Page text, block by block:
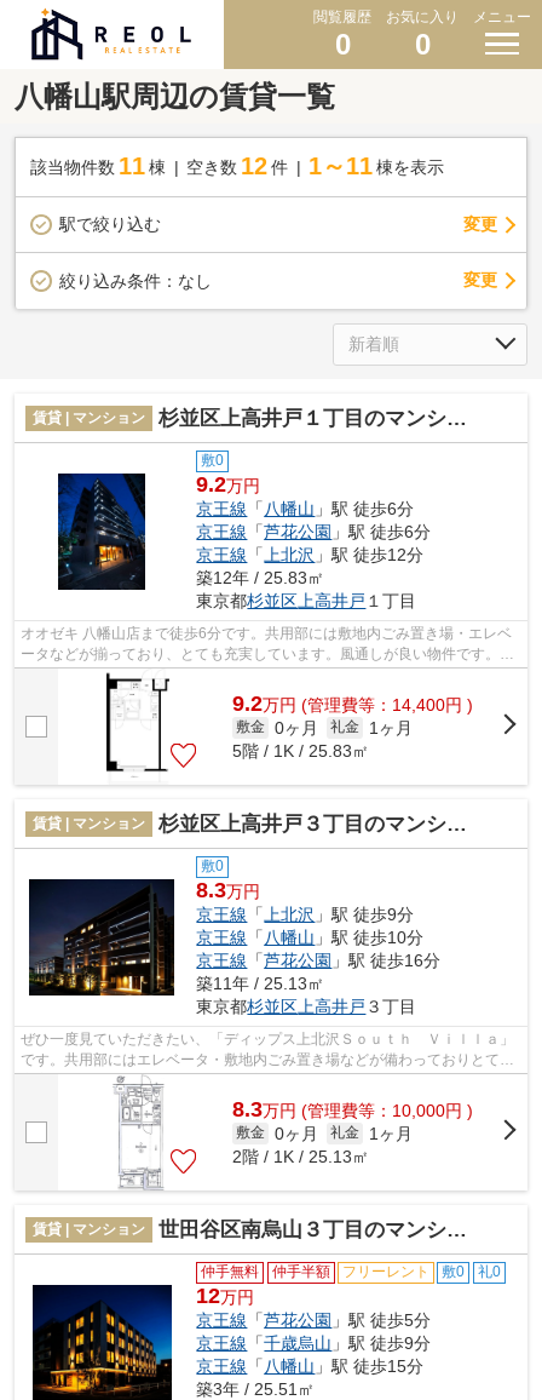
閲覧履歴
0
お気に入り
0
メニュー
八幡山駅周辺の賃貸一覧
該当物件数 11棟 空き数 12 件 1～11 棟を表示
駅で絞り込む 変更
絞り込み条件： なし 変更
賃貸 | マンション 杉並区上高井戸１丁目のマンション
敷0
9.2万円
京王線 「八幡山 」駅 徒歩6分
京王線 「芦花公園 」駅 徒歩6分
京王線 「上北沢 」駅 徒歩12分
築12年 / 25.83㎡
東京都杉並区上高井戸 １丁目
オオゼキ 八幡山店まで徒歩6分です。共用部には敷地内ごみ置き場・エレベ
ータなどが揃っており、とても充実しています。風通しが良い物件です。駅
から徒歩6分のマンションで、電車での...
9.2万円 (管理費等：14,400円 )
敷金 0ヶ月 礼金
1ヶ月
5階 / 1K / 25.83㎡
賃貸 | マンション 杉並区上高井戸３丁目のマンション
敷0
8.3万円
京王線 「 上北沢 」駅 徒歩9分
京王線 「 八幡山 」駅 徒歩10分
京王線 「芦花公園 」駅 徒歩16分
築11年 / 25.13㎡
東京都杉並区 上高井戸 ３丁目
ぜひ一度見ていただきたい、「ディップス上北沢Ｓｏｕｔｈ Ｖｉｌｌａ」
です。共用部にはエレベータ・敷地内ごみ置き場などが備わっておりとても
充実しています。こちらの物件では初...
8.3万円 (管理費等：10,000円 )
敷金 0ヶ月 礼金
1ヶ月
2階 / 1K / 25.13㎡
賃貸 | マンション 世田谷区南烏山３丁目のマンション
仲手無料 仲手半額 フリーレント 敷0 礼0
12万円
京王線 「芦花公園 」駅 徒歩5分
京王線 「千歳烏山 」駅 徒歩9分
京王線 「 八幡山 」駅 徒歩15分
築3年 / 25.51㎡